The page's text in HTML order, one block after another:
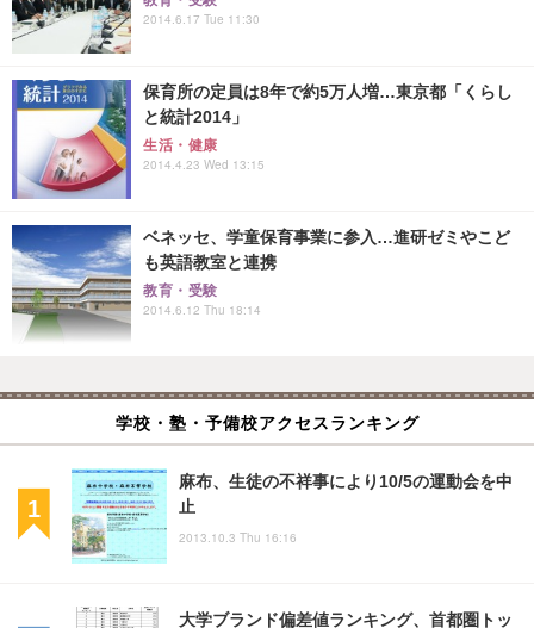
2014.6.17 Tue 11:30
保育所の定員は8年で約5万人増…東京都「くらし
と統計2014」
生活・健康
2014.4.23 Wed 13:15
ベネッセ、学童保育事業に参入…進研ゼミやこど
も英語教室と連携
教育・受験
2014.6.12 Thu 18:14
学校・塾・予備校アクセスランキング
麻布、生徒の不祥事により10/5の運動会を中
止
2013.10.3 Thu 16:16
大学ブランド偏差値ランキング、首都圏トッ